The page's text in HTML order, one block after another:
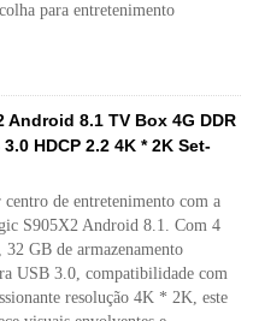
para entretenimento
Android 8.1 TV Box 4G DDR
HDCP 2.2 4K * 2K Set-
de entretenimento com a
S905X2 Android 8.1. Com 4
GB de armazenamento
USB 3.0, compatibilidade com
resolução 4K * 2K, este